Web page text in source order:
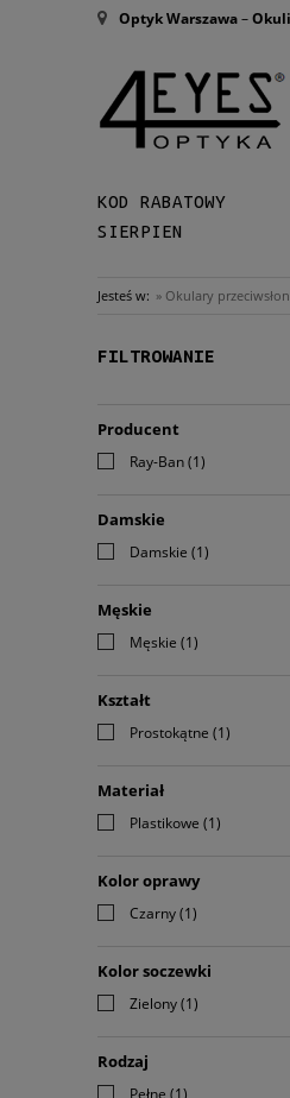
Optyk Warszawa–
KOD RABATOWY
SIERPIEN
Jesteś w: » Okulary
FILTROWANIE
Producent
Ray-Ban(1)
Damskie
Damskie (1)
Męskie
Męskie (1)
Kształt
Prostokątne (1)
Materiał
Plastikowe (1)
Kolor oprawy
Czarny(1)
Kolor soczewki
Zielony(1)
Rodzaj